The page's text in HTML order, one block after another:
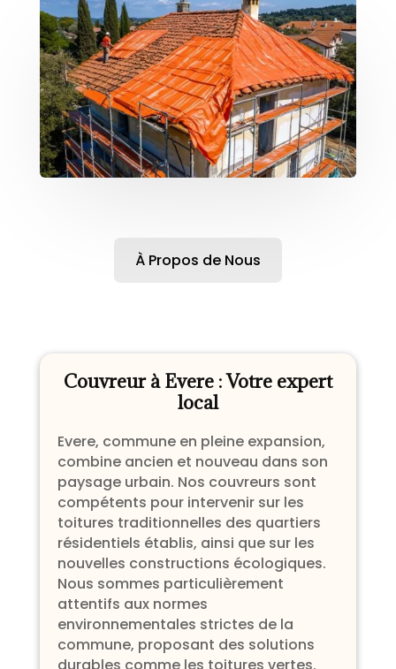
À Propos de Nous
Couvreur à Evere : Votre expert
local
Evere, commune en pleine expansion,
combine ancien et nouveau dans son
paysage urbain. Nos couvreurs sont
compétents pour intervenir sur les
toitures traditionnelles des quartiers
résidentiels établis, ainsi que sur les
nouvelles constructions écologiques.
Nous sommes particulièrement
attentifs aux normes
environnementales strictes de la
commune, proposant des solutions
durables comme les toitures vertes.